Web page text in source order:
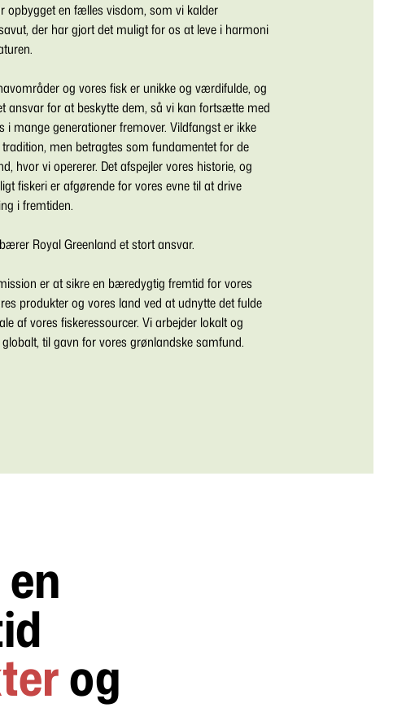
opbygget en fælles visdom, som vi kalder
der har gjort det muligt for os at leve i harmoni
og vores fisk er unikke og værdifulde, og
ansvar for at beskytte dem, så vi kan fortsætte med
i mange generationer fremover. Vildfangst er ikke
men betragtes som fundamentet for de
hvor vi opererer. Det afspejler vores historie, og
fiskeri er afgørende for vores evne til at drive
i fremtiden.
Royal Greenland et stort ansvar.
er at sikre en bæredygtig fremtid for vores
produkter og vores land ved at udnytte det fulde
af vores fiskeressourcer. Vi arbejder lokalt og
til gavn for vores grønlandske samfund.
og